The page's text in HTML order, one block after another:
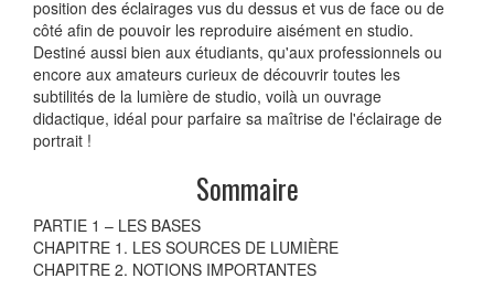
position des éclairages vus du dessus et vus de face ou de
côté afin de pouvoir les reproduire aisément en studio.
Destiné aussi bien aux étudiants, qu'aux professionnels ou
encore aux amateurs curieux de découvrir toutes les
subtilités de la lumière de studio, voilà un ouvrage
didactique, idéal pour parfaire sa maîtrise de l'éclairage de
portrait !
Sommaire
PARTIE 1 – LES BASES
CHAPITRE 1. LES SOURCES DE LUMIÈRE
CHAPITRE 2. NOTIONS IMPORTANTES